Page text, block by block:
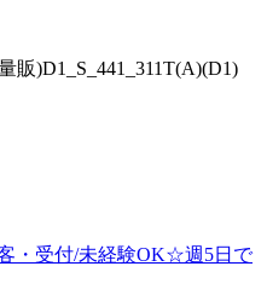
販)D1_S_441_311T(A)(D1)
・受付/未経験OK☆週5日で